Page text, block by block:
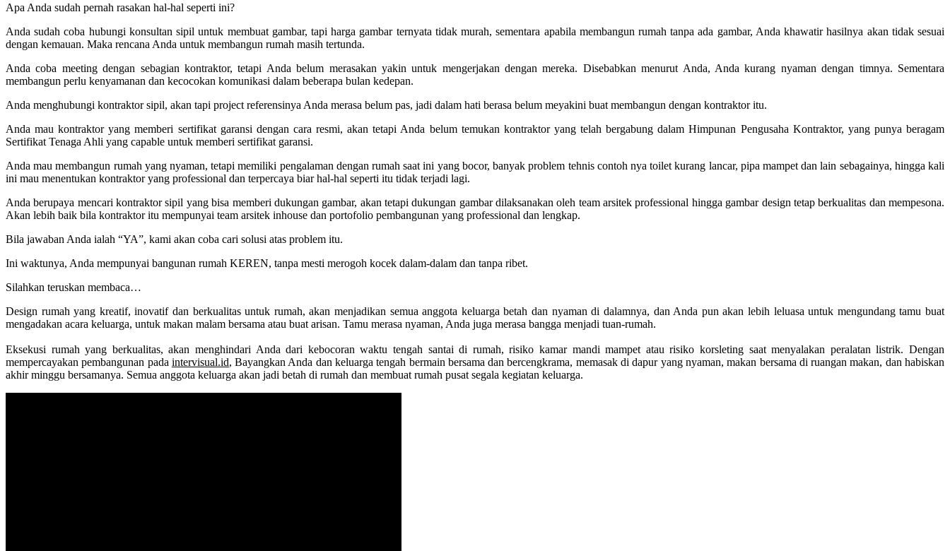
Apa Anda sudah pernah rasakan hal-hal seperti ini?
Anda sudah coba hubungi konsultan sipil untuk membuat gambar, tapi harga gambar ternyata tidak murah, sementara apabila membangun rumah tanpa ada gambar, Anda khawatir hasilnya akan tidak sesuai
dengan kemauan. Maka rencana Anda untuk membangun rumah masih tertunda.
Anda coba meeting dengan sebagian kontraktor, tetapi Anda belum merasakan yakin untuk mengerjakan dengan mereka. Disebabkan menurut Anda, Anda kurang nyaman dengan timnya. Sementara
membangun perlu kenyamanan dan kecocokan komunikasi dalam beberapa bulan kedepan.
Anda menghubungi kontraktor sipil, akan tapi project referensinya Anda merasa belum pas, jadi dalam hati berasa belum meyakini buat membangun dengan kontraktor itu.
Anda mau kontraktor yang memberi sertifikat garansi dengan cara resmi, akan tetapi Anda belum temukan kontraktor yang telah bergabung dalam Himpunan Pengusaha Kontraktor, yang punya beragam
Sertifikat Tenaga Ahli yang capable untuk memberi sertifikat garansi.
Anda mau membangun rumah yang nyaman, tetapi memiliki pengalaman dengan rumah saat ini yang bocor, banyak problem tehnis contoh nya toilet kurang lancar, pipa mampet dan lain sebagainya, hingga kali
ini mau menentukan kontraktor yang professional dan terpercaya biar hal-hal seperti itu tidak terjadi lagi.
Anda berupaya mencari kontraktor sipil yang bisa memberi dukungan gambar, akan tetapi dukungan gambar dilaksanakan oleh team arsitek professional hingga gambar design tetap berkualitas dan mempesona.
Akan lebih baik bila kontraktor itu mempunyai team arsitek inhouse dan portofolio pembangunan yang professional dan lengkap.
Bila jawaban Anda ialah “YA”, kami akan coba cari solusi atas problem itu.
Ini waktunya, Anda mempunyai bangunan rumah KEREN, tanpa mesti merogoh kocek dalam-dalam dan tanpa ribet.
Silahkan teruskan membaca…
Design rumah yang kreatif, inovatif dan berkualitas untuk rumah, akan menjadikan semua anggota keluarga betah dan nyaman di dalamnya, dan Anda pun akan lebih leluasa untuk mengundang tamu buat
mengadakan acara keluarga, untuk makan malam bersama atau buat arisan. Tamu merasa nyaman, Anda juga merasa bangga menjadi tuan-rumah.
Eksekusi rumah yang berkualitas, akan menghindari Anda dari kebocoran waktu tengah santai di rumah, risiko kamar mandi mampet atau risiko korsleting saat menyalakan peralatan listrik. Dengan
mempercayakan pembangunan pada intervisual.id, Bayangkan Anda dan keluarga tengah bermain bersama dan bercengkrama, memasak di dapur yang nyaman, makan bersama di ruangan makan, dan habiskan
akhir minggu bersamanya. Semua anggota keluarga akan jadi betah di rumah dan membuat rumah pusat segala kegiatan keluarga.